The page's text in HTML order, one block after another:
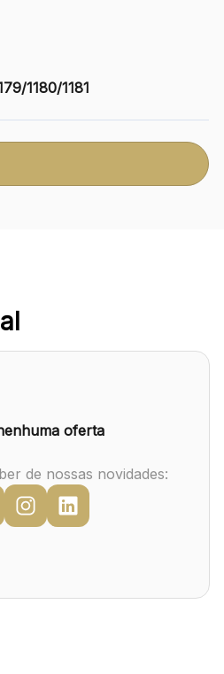
1180/1181
oferta
de nossas novidades: